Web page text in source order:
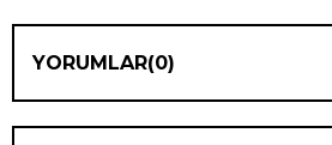
YORUMLAR(0)